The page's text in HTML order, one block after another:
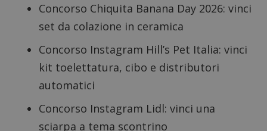
Concorso Chiquita Banana Day 2026: vinci
set da colazione in ceramica
Concorso Instagram Hill’s Pet Italia: vinci
kit toelettatura, cibo e distributori
automatici
Concorso Instagram Lidl: vinci una
sciarpa a tema scontrino